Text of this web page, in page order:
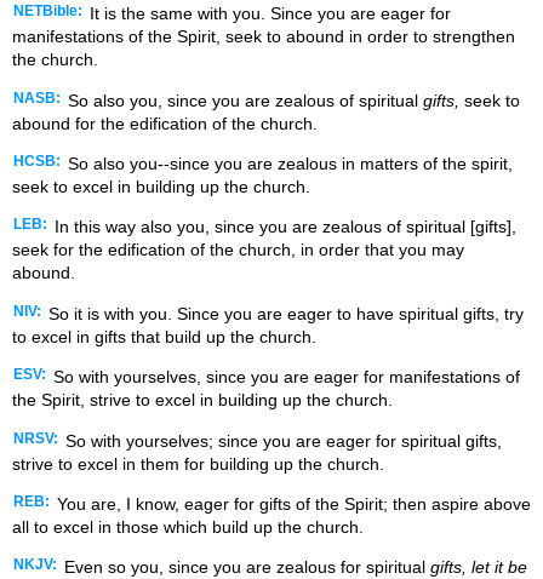
NETBible:
It is the same with you. Since you are eager for
manifestations of the Spirit, seek to abound in order to strengthen
the church.
NASB: So also you, since you are zealous of spiritual gifts, seek to
abound for the edification of the church.
HCSB: So also you--since you are zealous in matters of the spirit,
seek to excel in building up the church.
LEB:
In this way also you, since you are zealous of spiritual [gifts],
seek for the edification of the church, in order that you may
abound.
NIV: So it is with you. Since you are eager to have spiritual gifts, try
to excel in gifts that build up the church.
ESV: So with yourselves, since you are eager for manifestations of
the Spirit, strive to excel in building up the church.
NRSV: So with yourselves; since you are eager for spiritual gifts,
strive to excel in them for building up the church.
REB: You are, I know, eager for gifts of the Spirit; then aspire above
all to excel in those which build up the church.
NKJV: Even so you, since you are zealous for spiritual gifts, let it be